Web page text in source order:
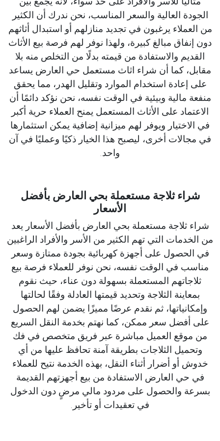
الجودة العالية والسعر المناسب، نحن ندرك أن الكثير
من العملاء يرغبون في تجديد منازلهم أو استبدال أثاثهم
دون إنفاق مبالغ كبيرة، ولهذا نوفر لهم فرصة بيع الأثاث
القديم والاستفادة من قيمته بدلًا من التخلص منه بلا
مقابل، كما أن شراء اثاث مستعمل حي العارض يساعد
على إعادة استخدام الموارد وتقليل الهدر، مما يحقق
منفعة مالية وبيئية في الوقت نفسه، نحن نؤكد دائمًا أن
الاعتماد على الأثاث المستعمل يمنح العملاء حرية أكبر
في الاختيار ويوفر لهم ميزانية إضافية يمكن استثمارها
في مجالات أخرى، ليصبح هذا الخيار ذكيًا وعمليًا في آن
واحد.
شراء ثلاجة مستعملة بحي العارض بأفضل
الأسعار
شراء ثلاجة مستعملة بحي العارض بأفضل الأسعار يعد
من الخدمات التي تهم الكثير من الأسر والأفراد الراغبين
في الحصول على أجهزة كهربائية بجودة ممتازة وسعر
مناسب في الوقت نفسه، نحن نوفر للعملاء فرصة بيع
ثلاجاتهم المستعملة بسهولة دون عناء، حيث نقوم
بمعاينة الثلاجة وتحديد قيمتها العادلة وفقًا لحالتها
وإمكانياتها، ثم نقدم عرضًا مميزًا يضمن لهم الحصول
على أفضل سعر ممكن، كما نهتم بخدمة النقل السريع
من موقع العميل مباشرة عبر فريق متخصص في فك
وتحميل الثلاجات بطريقة آمنة تحافظ عليها من أي
خدوش أو أضرار أثناء النقل، بهذه الخدمة نتيح للعملاء
في حي العارض الاستفادة من بيع أجهزتهم القديمة
بسرعة والحصول على مردود مالي مرضٍ دون الدخول
في تعقيدات أو تأخير.